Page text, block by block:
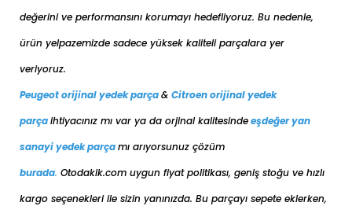
değerini ve performansını korumayı hedefliyoruz. Bu nedenle,
ürün yelpazemizde sadece yüksek kaliteli parçalara yer
veriyoruz.
Peugeot orijinal yedek parça& Citroen orijinal yedek
parçaihtiyacınız mı var ya da orjinal kalitesindeeşdeğeryan
sanayi yedek parçamı arıyorsunuz çözüm
burada. Otodakik.com uygun fiyat politikası, geniş stoğu ve hızlı
kargo seçenekleri ile sizin yanınızda. Bu parçayı sepete eklerken,